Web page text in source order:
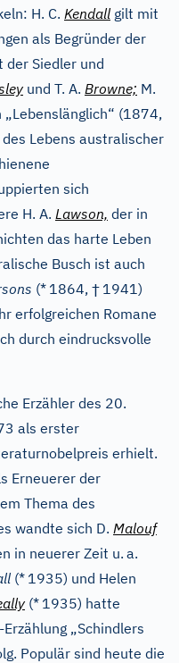
H. C. Kendall gilt mit
als Begründer der
der Siedler und
und T. A. Browne; M.
(1874,
Lebens australischer
sich
H. A. Lawson, der in
das harte Leben
Busch ist auch
(* 1864, † 1941)
erfolgreichen Romane
durch eindrucksvolle
Erzähler des 20.
als erster
erhielt.
Erneuerer der
Thema des
wandte sich D. Malouf
in neuerer Zeit u. a.
(* 1935) und Helen
(* 1935) hatte
„Schindlers
Populär sind heute die